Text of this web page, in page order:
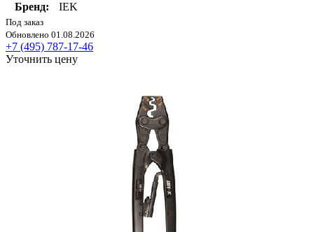
Бренд:
IEK
Под заказ
Обновлено 01.08.2026
+7 (495) 787-17-46
Уточнить цену